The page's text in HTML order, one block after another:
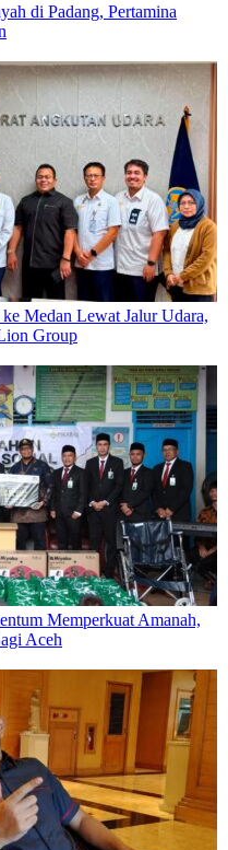
di Padang, Pertamina
Medan Lewat Jalur Udara,
Group
Memperkuat Amanah,
Aceh